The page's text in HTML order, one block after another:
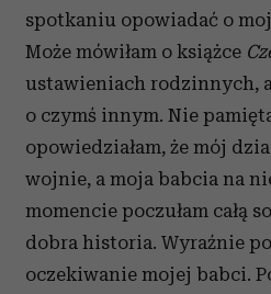
spotkaniu opowiadać o
Może mówiłam o książce
ustawieniach rodzinnych,
o czymś innym. Nie
opowiedziałam, że mój
wojnie, a moja babcia na
momencie poczułam całą
dobra historia. Wyraźnie
oczekiwanie mojej babci.